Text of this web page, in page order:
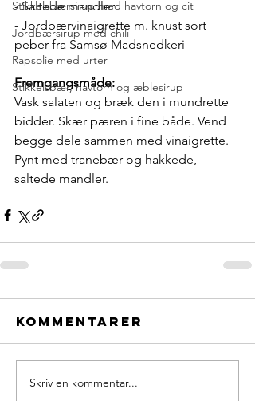
Stikkelsbærsirup med havtorn og cit
Jordbærsirup med chili
Rapsolie med urter
Stikkelsbær, havtorn og æblesirup
- Saltede mandler
- Jordbærvinaigrette m. knust sort
peber fra Samsø Madsnedkeri
Fremgangsmåde:
Vask salaten og bræk den i mundrette
bidder. Skær pæren i fine både. Vend
begge dele sammen med vinaigrette.
Pynt med tranebær og hakkede,
saltede mandler.
Kommentarer
Skriv en kommentar...